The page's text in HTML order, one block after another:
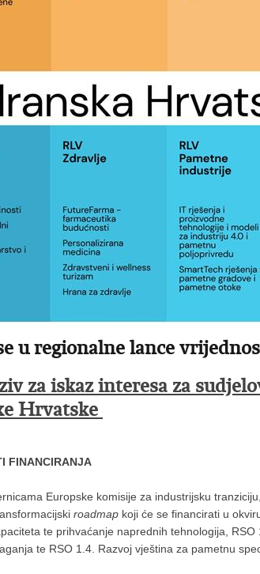
u regionalne lance
za iskaz interesa za
Hrvatske
FINANCIRANJA
Europske komisije za industrijsku
roadmap koji će se financirati u
te prihvaćanje naprednih tehnologija,
te RSO 1.4. Razvoj vještina za pametnu